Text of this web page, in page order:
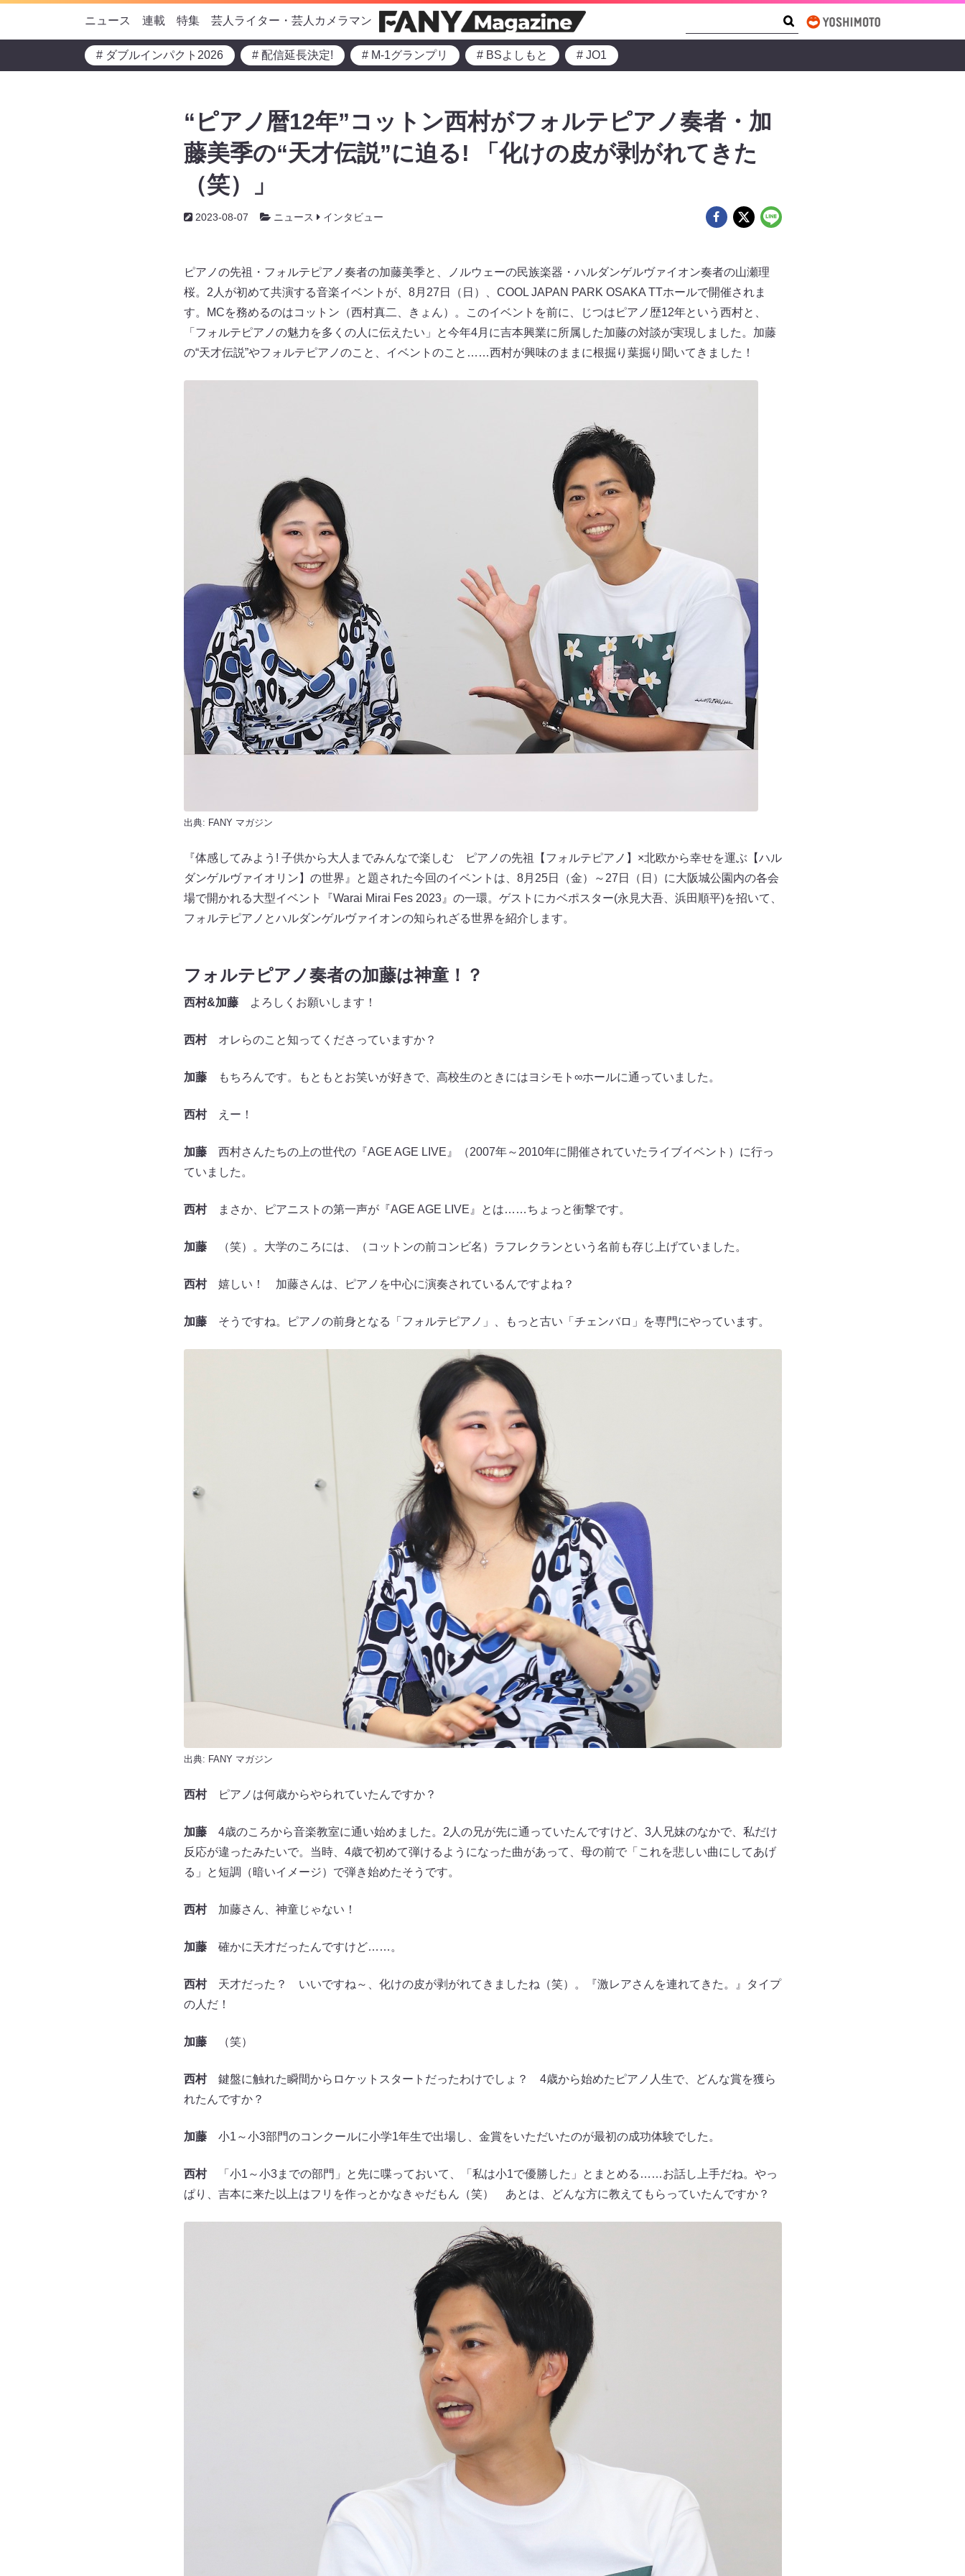
ニュース 連載 特集 芸人ライター・芸人カメラマン
# ダブルインパクト2026 # 配信延長決定! # M-1グランプリ # BSよしもと # JO1
“ピアノ暦12年”コットン西村がフォルテピアノ奏者・加
藤美季の“天才伝説”に迫る! 「化けの皮が剥がれてきた
（笑）」
2023-08-07 ニュース インタビュー
ピアノの先祖・フォルテピアノ奏者の加藤美季と、ノルウェーの民族楽器・ハルダンゲルヴァイオン奏者の山瀬理
桜。2人が初めて共演する音楽イベントが、8月27日（日）、COOL JAPAN PARK OSAKA TTホールで開催されま
す。MCを務めるのはコットン（西村真二、きょん）。このイベントを前に、じつはピアノ歴12年という西村と、
「フォルテピアノの魅力を多くの人に伝えたい」と今年4月に吉本興業に所属した加藤の対談が実現しました。加藤
の“天才伝説”やフォルテピアノのこと、イベントのこと……西村が興味のままに根掘り葉掘り聞いてきました！
出典: FANY マガジン
『体感してみよう! 子供から大人までみんなで楽しむ ピアノの先祖【フォルテピアノ】×北欧から幸せを運ぶ【ハル
ダンゲルヴァイオリン】の世界』と題された今回のイベントは、8月25日（金）～27日（日）に大阪城公園内の各会
場で開かれる大型イベント『Warai Mirai Fes 2023』の一環。ゲストにカベポスター(永見大吾、浜田順平)​を招いて、
フォルテピアノとハルダンゲルヴァイオンの知られざる世界を紹介します。
フォルテピアノ奏者の加藤は神童！？
西村&加藤よろしくお願いします！
西村オレらのこと知ってくださっていますか？
加藤もちろんです。もともとお笑いが好きで、高校生のときにはヨシモト∞ホールに通っていました。
西村えー！
加藤西村さんたちの上の世代の『AGE AGE LIVE』（2007年～2010年に開催されていたライブイベント）に行っ
ていました。
西村まさか、ピアニストの第一声が『AGE AGE LIVE』とは……ちょっと衝撃です。
加藤（笑）。大学のころには、（コットンの前コンビ名）ラフレクランという名前も存じ上げていました。
西村嬉しい！ 加藤さんは、ピアノを中心に演奏されているんですよね？
加藤そうですね。ピアノの前身となる「フォルテピアノ」、もっと古い「チェンバロ」を専門にやっています。
出典: FANY マガジン
西村ピアノは何歳からやられていたんですか？
加藤4歳のころから音楽教室に通い始めました。2人の兄が先に通っていたんですけど、3人兄妹のなかで、私だけ
反応が違ったみたいで。当時、4歳で初めて弾けるようになった曲があって、母の前で「これを悲しい曲にしてあげ
る」と短調（暗いイメージ）で弾き始めたそうです。
西村加藤さん、神童じゃない！
加藤確かに天才だったんですけど……。
西村天才だった？ いいですね～、化けの皮が剥がれてきましたね（笑）。『激レアさんを連れてきた。』タイプ
の人だ！
加藤（笑）
西村鍵盤に触れた瞬間からロケットスタートだったわけでしょ？ 4歳から始めたピアノ人生で、どんな賞を獲ら
れたんですか？
加藤小1～小3部門のコンクールに小学1年生で出場し、金賞をいただいたのが最初の成功体験でした。
西村「小1～小3までの部門」と先に喋っておいて、「私は小1で優勝した」とまとめる……お話し上手だね。やっ
ぱり、吉本に来た以上はフリを作っとかなきゃだもん（笑） あとは、どんな方に教えてもらっていたんですか？